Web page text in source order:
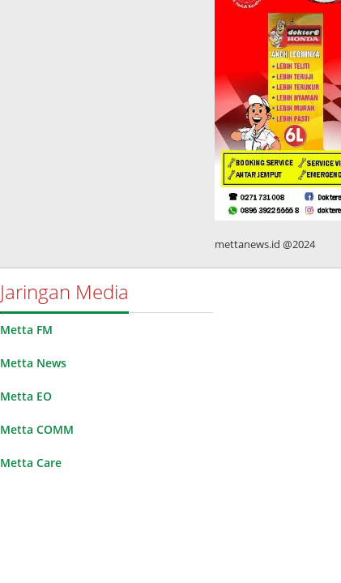
mettanews.id @2024
Jaringan Media
Metta FM
Metta News
Metta EO
Metta COMM
Metta Care